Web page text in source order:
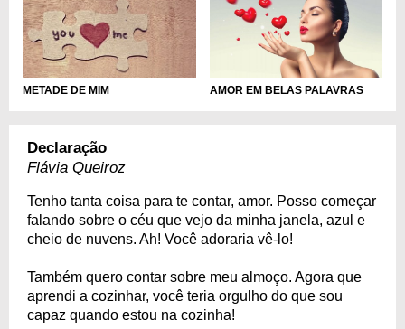
METADE DE MIM AMOR EM BELAS PALAVRAS
Declaração
Flávia Queiroz
Tenho tanta coisa para te contar, amor. Posso começar
falando sobre o céu que vejo da minha janela, azul e
cheio de nuvens. Ah! Você adoraria vê-lo!
Também quero contar sobre meu almoço. Agora que
aprendi a cozinhar, você teria orgulho do que sou
capaz quando estou na cozinha!